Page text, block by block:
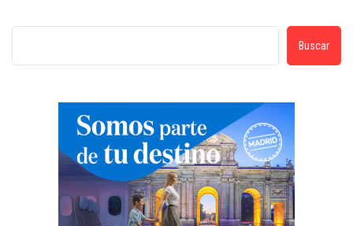
Buscar